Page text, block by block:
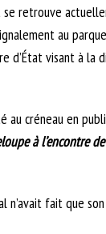
se retrouve
au
un
créneau en
à l’encontre
fait que